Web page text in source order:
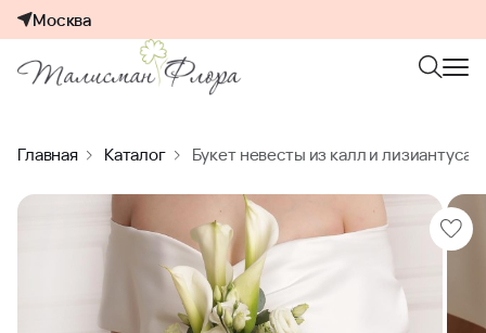
Москва
Главная Каталог Букет невесты из калл и лизиантуса